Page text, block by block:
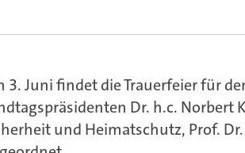
3. Juni findet die Trauerfeier für
Dr. h.c.
und Heimatschutz, Prof.